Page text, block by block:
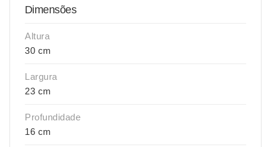
Dimensões
Altura
30 cm
Largura
23 cm
Profundidade
16 cm